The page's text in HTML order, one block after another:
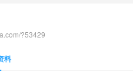
?53429
料